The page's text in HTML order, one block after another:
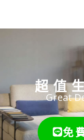
超值
Great
免